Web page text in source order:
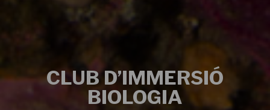
CLUB D’IMMERSIÓ
BIOLOGIA